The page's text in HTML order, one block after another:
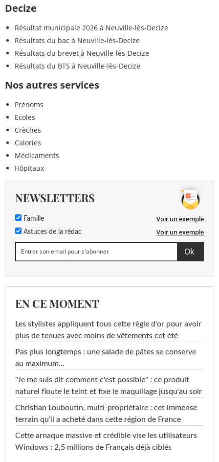
Decize
Résultat municipale 2026 à Neuville-lès-Decize
Résultats du bac à Neuville-lès-Decize
Résultats du brevet à Neuville-lès-Decize
Résultats du BTS à Neuville-lès-Decize
Nos autres services
Prénoms
Ecoles
Crèches
Calories
Médicaments
Hôpitaux
NEWSLETTERS
Famille Voir un exemple
Astuces de la rédac Voir un exemple
EN CE MOMENT
Les stylistes appliquent tous cette règle d'or pour avoir
plus de tenues avec moins de vêtements cet été
Pas plus longtemps : une salade de pâtes se conserve
au maximum...
"Je me suis dit comment c'est possible" : ce produit
naturel floute le teint et fixe le maquillage jusqu'au soir
Christian Louboutin, multi-propriétaire : cet immense
terrain qu'il a acheté dans cette région de France
Cette arnaque massive et crédible vise les utilisateurs
Windows : 2,5 millions de Français déjà ciblés